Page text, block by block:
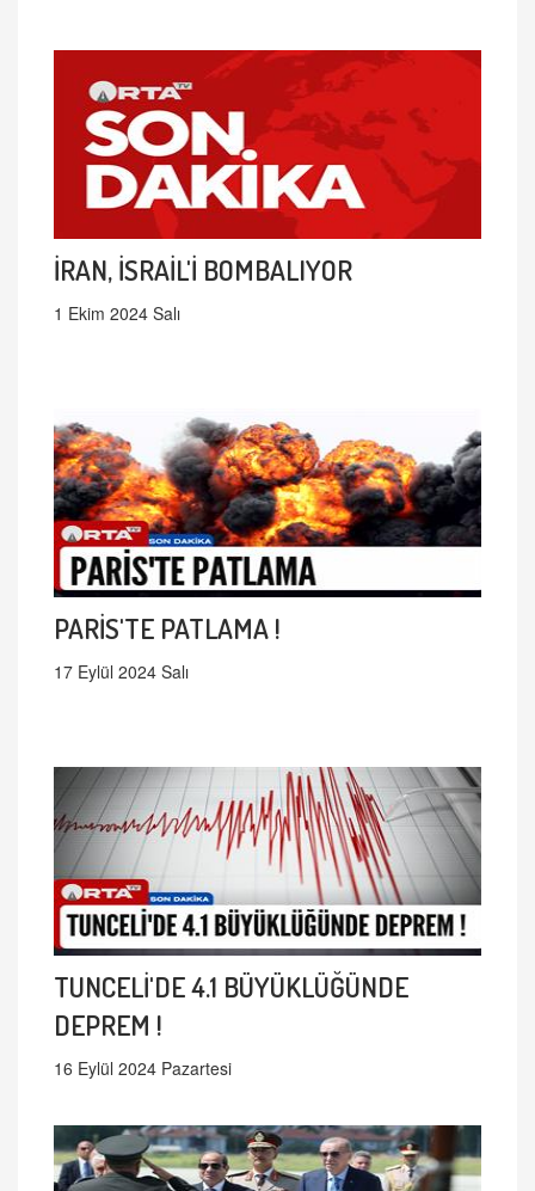
İRAN, İSRAİL'İ BOMBALIYOR
1 Ekim 2024 Salı
PARİS'TE PATLAMA !
17 Eylül 2024 Salı
TUNCELİ'DE 4.1 BÜYÜKLÜĞÜNDE
DEPREM !
16 Eylül 2024 Pazartesi